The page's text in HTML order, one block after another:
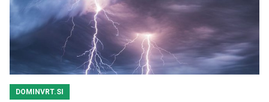
DOMINVRT.SI